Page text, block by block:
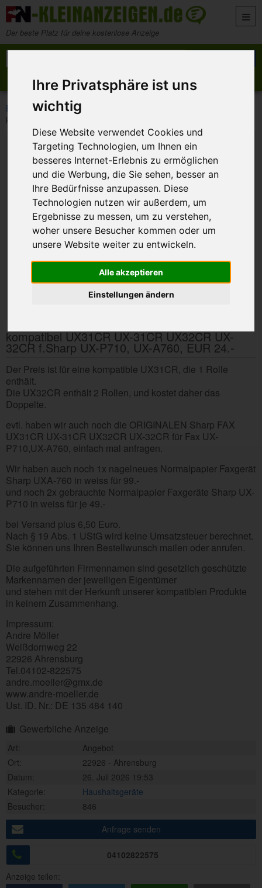
Ihre Privatsphäre ist uns
wichtig
Diese Website verwendet Cookies und
Targeting Technologien, um Ihnen ein
besseres Internet-Erlebnis zu ermöglichen
und die Werbung, die Sie sehen, besser an
Ihre Bedürfnisse anzupassen. Diese
Technologien nutzen wir außerdem, um
Ergebnisse zu messen, um zu verstehen,
woher unsere Besucher kommen oder um
unsere Website weiter zu entwickeln.
Alle akzeptieren
Einstellungen ändern
Zum Inhalt springen
Der beste Platz für deine kostenlose Anzeige
Anzeige aufgeben
Meine Anzeigen
FN-Kleinanzeigen>
kompatibel UX31CR UX-31CR UX32CR UX-
32CR f.Sharp UX-P710, UX-A760, EUR 24.-
Der Preis ist für eine kompatible UX31CR, die 1 Rolle
enthält.
Die UX32CR enthält 2 Rollen, und kostet daher das
Doppelte.
evtl. haben wir auch noch die ORIGINALEN Sharp FAX
UX31CR UX-31CR UX32CR UX-32CR für Fax UX-
P710,UX-A760, einfach mal anfragen.
Wir haben auch noch 1x nagelneues Normalpapier Faxgerät
Sharp UXA-760 in weiss für 99.-
und noch 2x gebrauchte Normalpapier Faxgeräte Sharp UX-
P710 in weiss für je 49.-
bei Versand plus 6,50 Euro.
Nach § 19 Abs. 1 UStG wird keine Umsatzsteuer berechnet.
Sie können uns Ihren Bestellwunsch mailen oder anrufen.
Die aufgeführten Firmennamen sind gesetzlich geschützte
Markennamen der jeweiligen Eigentümer
und stehen mit der Herkunft unserer kompatiblen Produkte
in keinem Zusammenhang.
Impressum:
Andre Möller
Weißdornweg 22
22926 Ahrensburg
Tel.04102-822575
andre.moeller@gmx.de
www.andre-moeller.de
Ust. ID. Nr.: DE 135 484 140
Gewerbliche Anzeige
Art:
Angebot
Ort:
22926 - Ahrensburg
Datum:
26. Juli 2026 19:53
Kategorie:
Haushaltsgeräte
Besucher:
846
Anfrage senden
04102822575
Anzeige teilen: